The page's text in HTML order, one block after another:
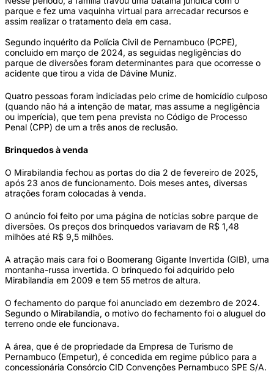
parque e fez uma vaquinha virtual para arrecadar recursos e
assim realizar o tratamento dela em casa.
Segundo inquérito da Polícia Civil de Pernambuco (PCPE),
concluido em março de 2024, as seguidas negligências do
parque de diversões foram determinantes para que ocorresse o
acidente que tirou a vida de Dávine Muniz.
Quatro pessoas foram indiciadas pelo crime de homicídio culposo
(quando não há a intenção de matar, mas assume a negligência
ou imperícia), que tem pena prevista no Código de Processo
Penal (CPP) de um a três anos de reclusão.
Brinquedos à venda
O Mirabilandia fechou as portas do dia 2 de fevereiro de 2025,
após 23 anos de funcionamento. Dois meses antes, diversas
atrações foram colocadas à venda.
O anúncio foi feito por uma página de notícias sobre parque de
diversões. Os preços dos brinquedos variavam de R$ 1,48
milhões até R$ 9,5 milhões.
A atração mais cara foi o Boomerang Gigante Invertida (GIB), uma
montanha-russa invertida. O brinquedo foi adquirido pelo
Mirabilandia em 2009 e tem 55 metros de altura.
O fechamento do parque foi anunciado em dezembro de 2024.
Segundo o Mirabilandia, o motivo do fechamento foi o aluguel do
terreno onde ele funcionava.
A área, que é de propriedade da Empresa de Turismo de
Pernambuco (Empetur), é concedida em regime público para a
concessionária Consórcio CID Convenções Pernambuco SPE S/A.